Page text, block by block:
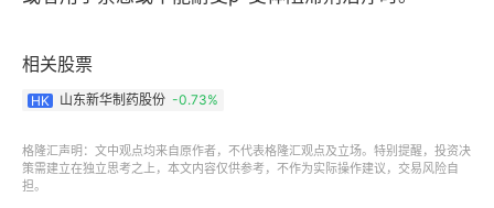
相关股票
HK 山东新华制药股份 -0.73%
格隆汇声明：文中观点均来自原作者，不代表格隆汇观点及立场。特别提醒，投资决
策需建立在独立思考之上，本文内容仅供参考，不作为实际操作建议，交易风险自
担。